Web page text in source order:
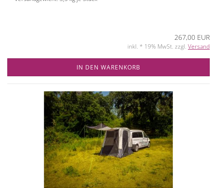
267,00 EUR
inkl. * 19% MwSt. zzgl. Versand
IN DEN WARENKORB